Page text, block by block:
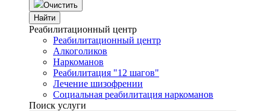
Очистить
Найти
Реабилитационный центр
Реабилитационный центр
Алкоголиков
Наркоманов
Реабилитация "12 шагов"
Лечение шизофрении
Социальная реабилитация наркоманов
Поиск услуги